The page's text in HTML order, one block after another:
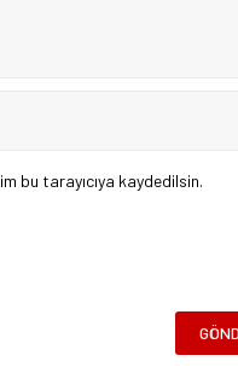
bu tarayıcıya kaydedilsin.